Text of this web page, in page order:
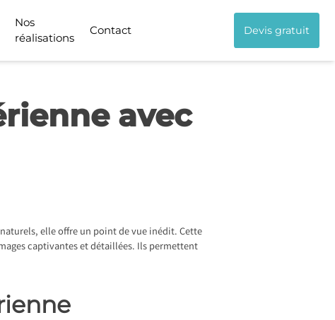
Nos
réalisations
Contact Devis gratuit
avec
elle offre un point de vue inédit. Cette
captivantes et détaillées. Ils permettent